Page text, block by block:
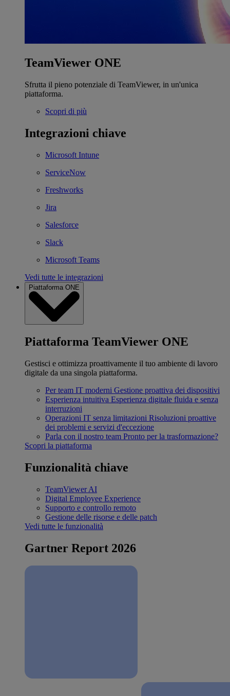
TeamViewer ONE
Sfrutta il pieno potenziale di TeamViewer, in un'unica
piattaforma.
Scopri di più
Integrazioni chiave
Microsoft Intune
ServiceNow
Freshworks
Jira
Salesforce
Slack
Microsoft Teams
Vedi tutte le integrazioni
Piattaforma ONE
Piattaforma TeamViewer ONE
Gestisci e ottimizza proattivamente il tuo ambiente di lavoro
digitale da una singola piattaforma.
Per team IT moderni Gestione proattiva dei dispositivi
Esperienza intuitiva Esperienza digitale fluida e senza
interruzioni
Operazioni IT senza limitazioni Risoluzioni proattive
dei problemi e servizi d'eccezione
Parla con il nostro team Pronto per la trasformazione?
Scopri la piattaforma
Funzionalità chiave
TeamViewer AI
Digital Employee Experience
Supporto e controllo remoto
Gestione delle risorse e delle patch
Vedi tutte le funzionalità
Gartner Report 2026